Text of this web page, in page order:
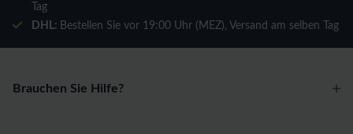
Tag
DHL: Bestellen Sie vor 19:00 Uhr (MEZ), Versand am selben Tag
Brauchen Sie Hilfe?